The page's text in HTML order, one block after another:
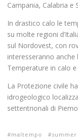
Campania, Calabria e
In drastico calo le
su molte regioni
sul Nordovest, con
interesseranno
Temperature in calo
La Protezione civile
idrogeologico
settentrionali di
maltempo